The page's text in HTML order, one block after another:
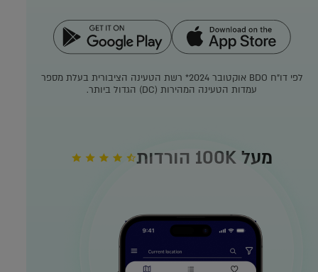
לפי דו"ח BDO אוקטובר 2024*
רשת הטעינה הציבורית בעלת מספר
עמדות הטעינה המהירות (DC) הגדול ביותר.
מעל 100K הורדות